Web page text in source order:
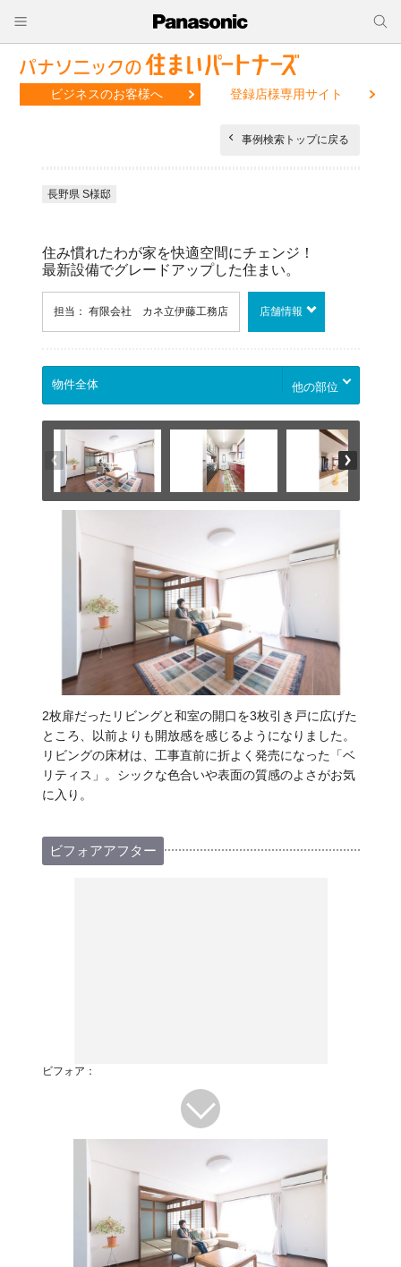
ビジネスのお客様へ 登録店様専用サイト
事例検索トップに戻る
長野県 S様邸
住み慣れたわが家を快適空間にチェンジ！
最新設備でグレードアップした住まい。
担当： 有限会社 カネ立伊藤工務店 店舗情報
他の部位
2枚扉だったリビングと和室の開口を3枚引き戸に広げた
ところ、以前よりも開放感を感じるようになりました。
リビングの床材は、工事直前に折よく発売になった「ベ
リティス」。シックな色合いや表面の質感のよさがお気
に入り。
ビフォアアフター
ビフォア：